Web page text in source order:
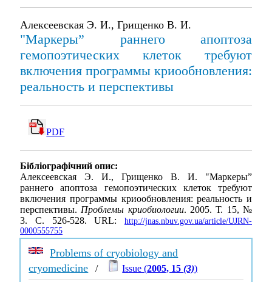
Алексеевская Э. И., Грищенко В. И.
"Маркеры” раннего апоптоза
гемопоэтических клеток требуют
включения программы криообновления:
реальность и перспективы
PDF
Бібліографічний опис:
Алексеевская Э. И., Грищенко В. И. "Маркеры”
раннего апоптоза гемопоэтических клеток требуют
включения программы криообновления: реальность и
перспективы.Проблемы криобиологии. 2005. Т. 15, №
3. С. 526-528. URL: http://jnas.nbuv.gov.ua/article/UJRN-
0000555755
Problems of cryobiology and
cryomedicine / Issue (2005, 15(3))